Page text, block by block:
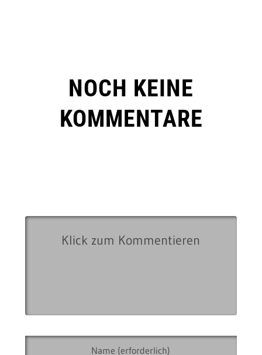
NOCH KEINE
KOMMENTARE